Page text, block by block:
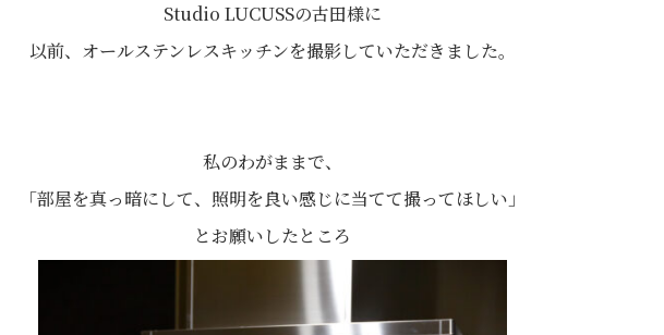
Studio LUCUSSの古田様に
以前、オールステンレスキッチンを撮影していただきました。
私のわがままで、
「部屋を真っ暗にして、照明を良い感じに当てて撮ってほしい」
とお願いしたところ